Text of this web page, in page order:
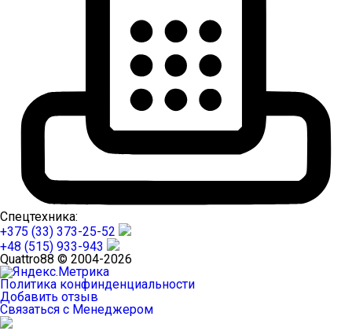
Спецтехника:
+375 (33) 373-25-52
+48 (515) 933-943
Quattro88 © 2004-2026
Политика конфинденциальности
Добавить отзыв
Связаться с Менеджером